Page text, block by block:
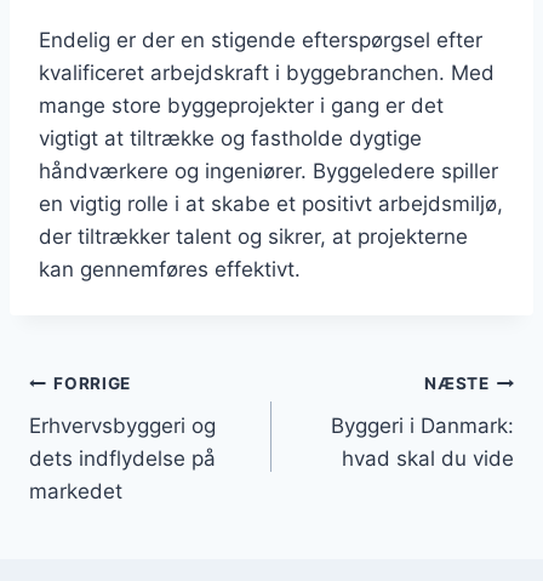
Endelig er der en stigende efterspørgsel efter
kvalificeret arbejdskraft i byggebranchen. Med
mange store byggeprojekter i gang er det
vigtigt at tiltrække og fastholde dygtige
håndværkere og ingeniører. Byggeledere spiller
en vigtig rolle i at skabe et positivt arbejdsmiljø,
der tiltrækker talent og sikrer, at projekterne
kan gennemføres effektivt.
Indlægsnavigation
FORRIGE
Erhvervsbyggeri og
dets indflydelse på
markedet
NÆSTE
Byggeri i Danmark:
hvad skal du vide